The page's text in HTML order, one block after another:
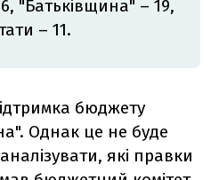
"Батьківщина" – 19,
– 11.
бюджету
Однак це не буде
які правки